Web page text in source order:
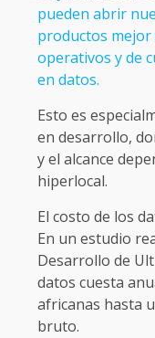
pueden abrir
productos
operativos y de
en datos.
Esto es
en desarrollo,
y el alcance
hiperlocal.
El costo de los
En un estudio
Desarrollo de
datos cuesta
africanas hasta
bruto.